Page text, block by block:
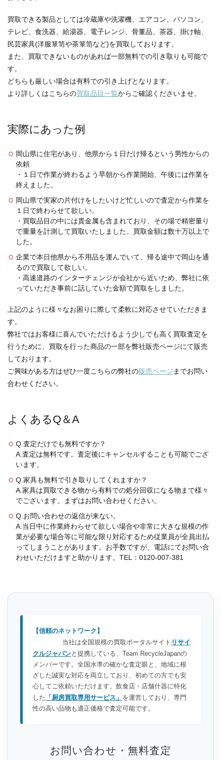
買取できる製品としては冷蔵庫や洗濯機、エアコン、パソコン、
テレビ、食洗器、給湯器、電子レンジ、骨董品、茶器、掛け軸、
民芸家具(洋服箪笥や茶箪笥など)を買取しております。
また、買取できないものがあれば一部無料での引き取りも可能で
す。
どちらも厳しい場合は有料での引き上げとなります。
より詳しくはこちらの買取品目一覧からご確認くださいませ。
実際にあった例
岡山県に住宅があり、他県から１日だけ帰るという男性からの
依頼
・１日で作業が終わるよう早朝から作業開始、午後には作業を
終えました。
岡山県で実家の片付けをしたいけど忙しいので査定から作業を
１日で終わらせて欲しい。
・買取品目の中には貴金属も含まれており、その場で精密量り
で重量を計測して買取いたしました。買取金額は数十万以上で
した。
企業で本日他県から不用品を運んでいて、帰る途中で岡山を通
るので買取して欲しい。
・高速道路のインターチェンジが会社から近いため、弊社に依
っていただき事前に話していた金額で買取をしました。
上記のように様々なお困りに際して柔軟に対応させていただきま
す。
弊社ではお客様に喜んでいただけるよう少しでも高く買取査定を
行うために、買取を行った商品の一部を弊社販売ページにて販売
しております。
ご興味がある方はぜひ一度こちらの弊社の販売ページ までお問い
合わせください。
よくあるQ＆A
Q.査定だけでも無料ですか？
A.査定は無料です。査定後にキャンセルすることも可能でござ
います。
Q.家具も無料で引き取りしてくれますか？
A.家具は買取できる物から有料での処分回収になる物まで様々
でございます。まずはお問い合わせください。
Q.お問い合わせの返信が来ない。
A.当日中に作業終わらせて欲しい場合や非常に大きな規模の作
業が必要な場合等に可能な限り対応するため従業員が全員出払
ってしまうことがあります。お手数ですが、電話にてお問い合
わせいただけますと助かります。TEL：0120-007-381
【信頼のネットワーク】
当社は全国規模の買取ポータルサイト リサイ
クルジャパンと提携している、Team RecycleJapanの
メンバーです。全国水準の確かな査定眼と、地域に根
ざした誠実な対応を両立しており、初めての方でも安
心してご依頼いただけます。飲食店・店舗什器に特化
した 「厨房買取専用サービス」 を運営しており、専門
性の高い品物も適正価格で査定可能です。
お問い合わせ・無料査定